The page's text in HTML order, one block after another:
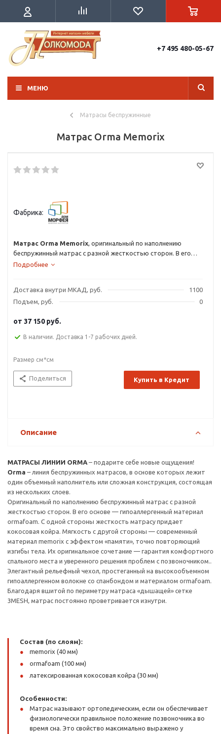
+7 495 480-05-67
МЕНЮ
Матрасы беспружинные
Матрас Orma Memorix
Фабрика:
Матрас Orma Memorix, оригинальный по наполнению
беспружинный матрас с разной жесткостью сторон. В его
основе - гипоаллергенный материал orto-foam.
Подробнее
Доставка внутри МКАД, руб.
1100
Подъем, руб.
0
от 37 150 руб.
В наличии. Доставка 1-7 рабочих дней.
Размер см*см
Поделиться Купить в Кредит
Описание
МАТРАСЫ ЛИНИИ ORMA – подарите себе новые ощущения!
Orma – линия беспружинных матрасов, в основе которых лежит
один объемный наполнитель или сложная конструкция, состоящая
из нескольких слоев.
Оригинальный по наполнению беспружинный матрас с разной
жесткостью сторон. В его основе — гипоаллергенный материал
ormafoam. С одной стороны жесткость матрасу придает
кокосовая койра. Мягкость с другой стороны — современный
материал memorix с эффектом «памяти», точно повторяющий
изгибы тела. Их оригинальное сочетание — гарантия комфортного
спального места и уверенного решения проблем с позвоночником..
Элегантный рельефный чехол, простеганный на высокообъемном
гипоаллергенном волокне со спанбондом и материалом ormafoam.
Благодаря вшитой по периметру матраса «дышащей» сетке
3MESH, матрас постоянно проветривается изнутри.
Состав (по слоям):
memorix (40 мм)
ormafoam (100 мм)
латексированная кокосовая койра (30 мм)
Особенности:
Матрас называют ортопедическим, если он обеспечивает
физиологически правильное положение позвоночника во
время сна. Это свойство максимально выражено у